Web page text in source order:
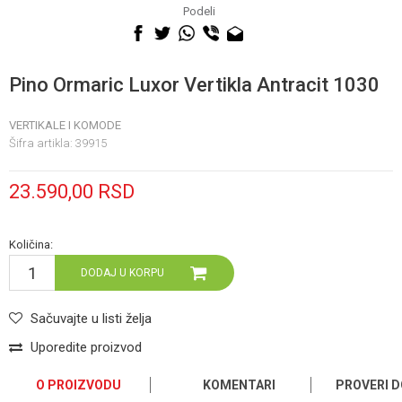
Podeli
Pino Ormaric Luxor Vertikla Antracit 1030
VERTIKALE I KOMODE
Šifra artikla: 39915
23.590,00 RSD
Količina:
DODAJ U KORPU
Sačuvajte u listi želja
Uporedite proizvod
O PROIZVODU KOMENTARI PROVERI